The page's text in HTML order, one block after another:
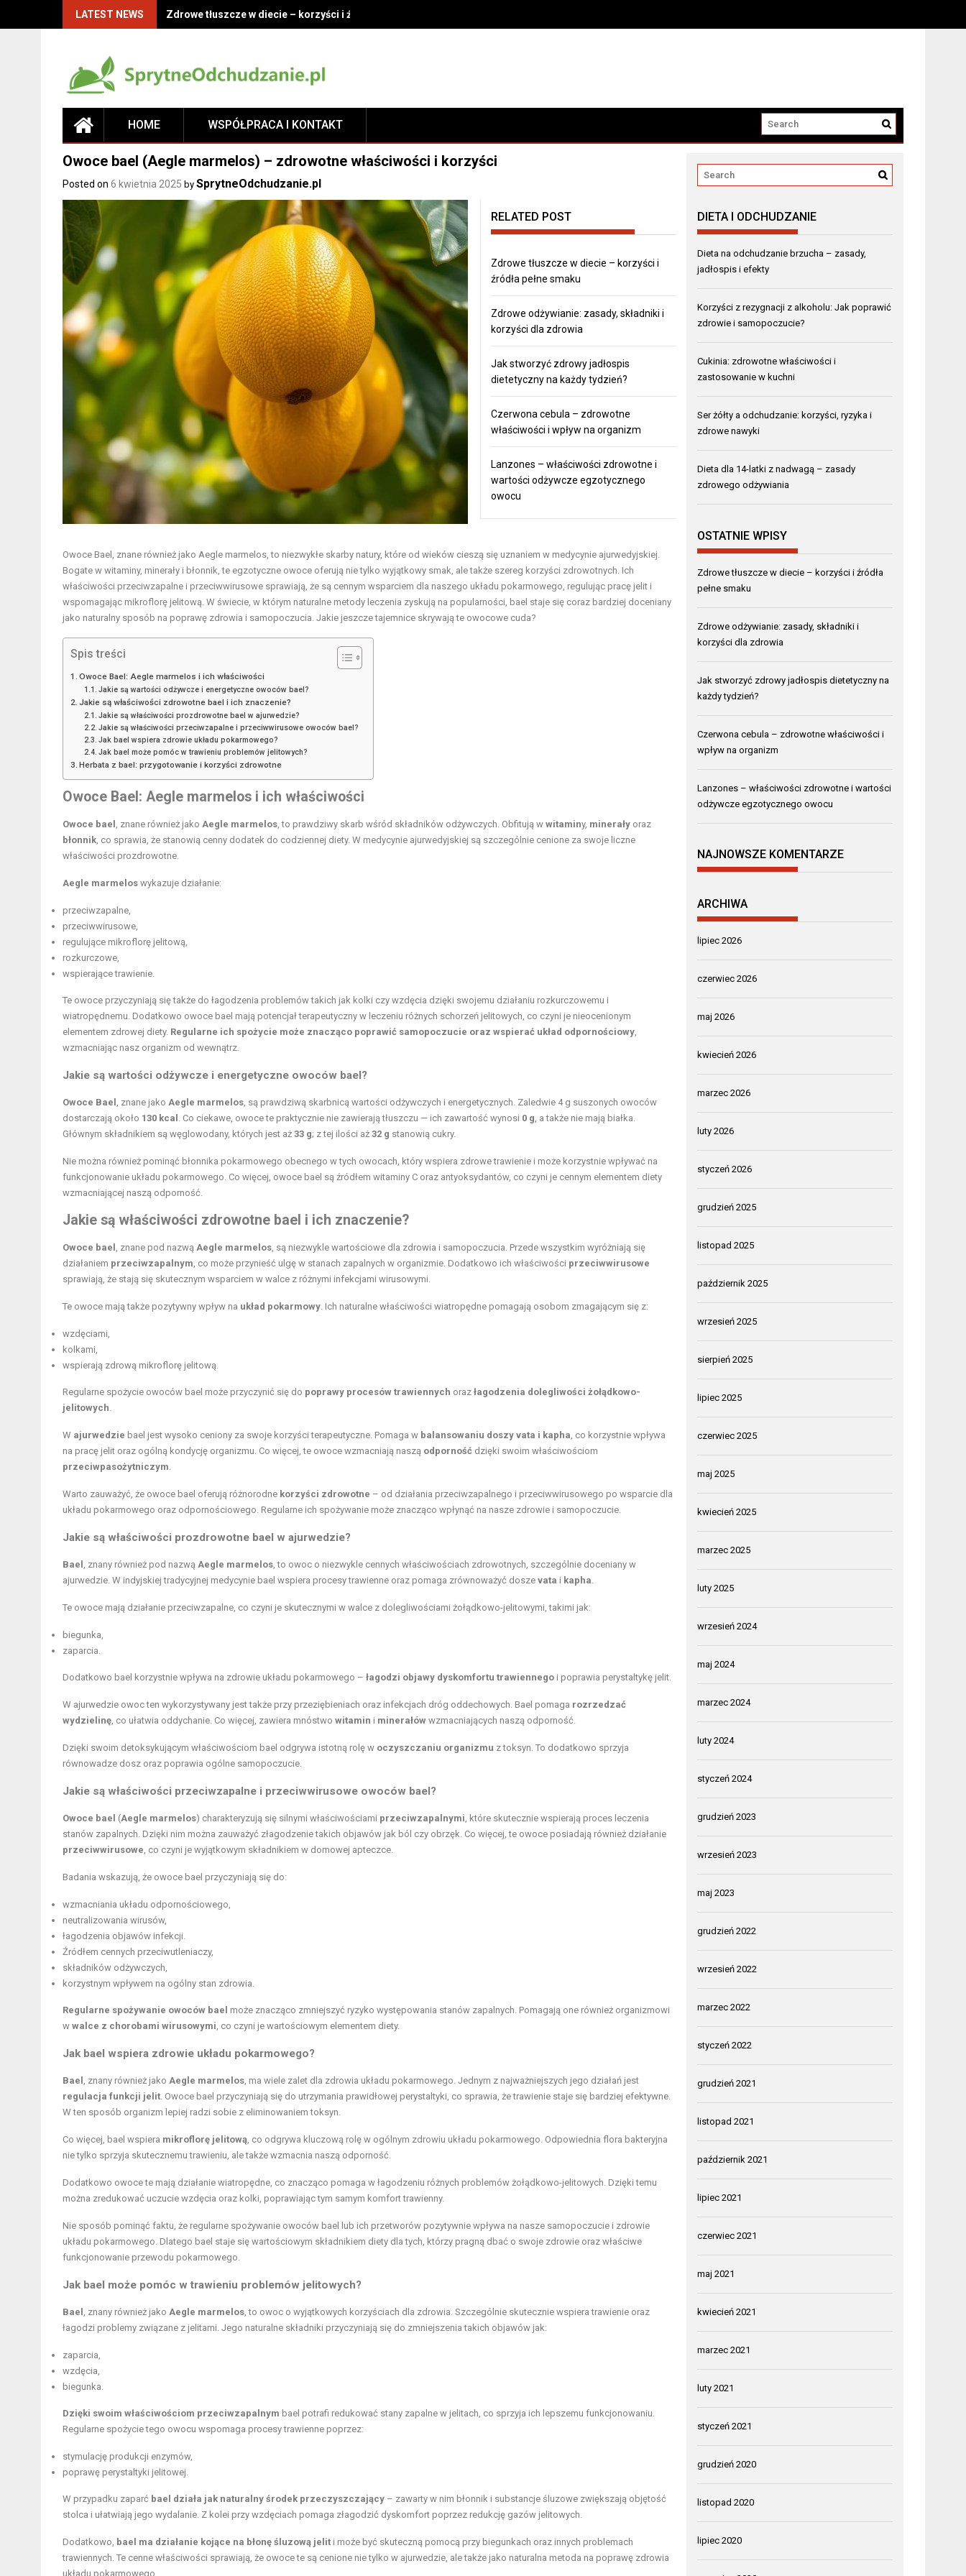
LATEST NEWS Zdrowe tłuszcze w diecie – korzyści i źródła pełne smaku
HOME WSPÓŁPRACA I KONTAKT
Owoce bael (Aegle marmelos) – zdrowotne właściwości i korzyści
Posted on 6 kwietnia 2025 by SprytneOdchudzanie.pl
RELATED POST
Zdrowe tłuszcze w diecie – korzyści i
źródła pełne smaku
Zdrowe odżywianie: zasady, składniki i
korzyści dla zdrowia
Jak stworzyć zdrowy jadłospis
dietetyczny na każdy tydzień?
Czerwona cebula – zdrowotne
właściwości i wpływ na organizm
Lanzones – właściwości zdrowotne i
wartości odżywcze egzotycznego
owocu
Owoce Bael, znane również jako Aegle marmelos, to niezwykłe skarby natury, które od wieków cieszą się uznaniem w medycynie ajurwedyjskiej.
Bogate w witaminy, minerały i błonnik, te egzotyczne owoce oferują nie tylko wyjątkowy smak, ale także szereg korzyści zdrowotnych. Ich
właściwości przeciwzapalne i przeciwwirusowe sprawiają, że są cennym wsparciem dla naszego układu pokarmowego, regulując pracę jelit i
wspomagając mikroflorę jelitową. W świecie, w którym naturalne metody leczenia zyskują na popularności, bael staje się coraz bardziej doceniany
jako naturalny sposób na poprawę zdrowia i samopoczucia. Jakie jeszcze tajemnice skrywają te owocowe cuda?
Spis treści
Owoce Bael: Aegle marmelos i ich właściwości
Jakie są wartości odżywcze i energetyczne owoców bael?
Jakie są właściwości zdrowotne bael i ich znaczenie?
Jakie są właściwości prozdrowotne bael w ajurwedzie?
Jakie są właściwości przeciwzapalne i przeciwwirusowe owoców bael?
Jak bael wspiera zdrowie układu pokarmowego?
Jak bael może pomóc w trawieniu problemów jelitowych?
Herbata z bael: przygotowanie i korzyści zdrowotne
Owoce Bael: Aegle marmelos i ich właściwości
Owoce bael , znane również jako Aegle marmelos , to prawdziwy skarb wśród składników odżywczych. Obfitują w witaminy, minerały oraz
błonnik , co sprawia, że stanowią cenny dodatek do codziennej diety. W medycynie ajurwedyjskiej są szczególnie cenione za swoje liczne
właściwości prozdrowotne
Aegle marmelos wykazuje działanie:
przeciwzapalne,
przeciwwirusowe,
regulujące mikroflorę jelitową,
rozkurczowe,
wspierające trawienie.
Te owoce przyczyniają się także do łagodzenia problemów takich jak kolki czy wzdęcia dzięki swojemu działaniu rozkurczowemu i
wiatropędnemu. Dodatkowo owoce bael mają potencjał terapeutyczny w leczeniu różnych schorzeń jelitowych, co czyni je nieocenionym
elementem zdrowej diety. Regularne ich spożycie może znacząco poprawić samopoczucie oraz wspierać układ odpornościowy
wzmacniając nasz organizm od wewnątrz.
Jakie są wartości odżywcze i energetyczne owoców bael?
Owoce Bael , znane jako Aegle marmelos , są prawdziwą skarbnicą wartości odżywczych i energetycznych. Zaledwie 4 g suszonych owoców
dostarczają około 130 kcal . Co ciekawe, owoce te praktycznie nie zawierają tłuszczu — ich zawartość wynosi 0 g , a także nie mają białka.
Głównym składnikiem są węglowodany, których jest aż 33 g; z tej ilości aż 32 g stanowią cukry.
Nie można również pominąć błonnika pokarmowego obecnego w tych owocach, który wspiera zdrowe trawienie i może korzystnie wpływać na
funkcjonowanie układu pokarmowego. Co więcej, owoce bael są źródłem witaminy C oraz antyoksydantów, co czyni je cennym elementem diety
wzmacniającej naszą odporność.
Jakie są właściwości zdrowotne bael i ich znaczenie?
Owoce bael , znane pod nazwą Aegle marmelos , są niezwykle wartościowe dla zdrowia i samopoczucia. Przede wszystkim wyróżniają się
działaniem przeciwzapalnym , co może przynieść ulgę w stanach zapalnych w organizmie. Dodatkowo ich właściwości przeciwwirusowe
sprawiają, że stają się skutecznym wsparciem w walce z różnymi infekcjami wirusowymi.
Te owoce mają także pozytywny wpływ na układ pokarmowy . Ich naturalne właściwości wiatropędne pomagają osobom zmagającym się z:
wzdęciami,
kolkami,
wspierają zdrową mikroflorę jelitową.
Regularne spożycie owoców bael może przyczynić się do poprawy procesów trawiennych oraz łagodzenia dolegliwości żołądkowo-
jelitowych
W ajurwedzie bael jest wysoko ceniony za swoje korzyści terapeutyczne. Pomaga w balansowaniu doszy vata i kapha , co korzystnie wpływa
na pracę jelit oraz ogólną kondycję organizmu. Co więcej, te owoce wzmacniają naszą odporność dzięki swoim właściwościom
przeciwpasożytniczym
Warto zauważyć, że owoce bael oferują różnorodne korzyści zdrowotne – od działania przeciwzapalnego i przeciwwirusowego po wsparcie dla
układu pokarmowego oraz odpornościowego. Regularne ich spożywanie może znacząco wpłynąć na nasze zdrowie i samopoczucie.
Jakie są właściwości prozdrowotne bael w ajurwedzie?
Bael , znany również pod nazwą Aegle marmelos , to owoc o niezwykle cennych właściwościach zdrowotnych, szczególnie doceniany w
ajurwedzie. W indyjskiej tradycyjnej medycynie bael wspiera procesy trawienne oraz pomaga zrównoważyć dosze vata i kapha
Te owoce mają działanie przeciwzapalne, co czyni je skutecznymi w walce z dolegliwościami żołądkowo-jelitowymi, takimi jak:
biegunka,
zaparcia.
Dodatkowo bael korzystnie wpływa na zdrowie układu pokarmowego – łagodzi objawy dyskomfortu trawiennego i poprawia perystaltykę jelit.
W ajurwedzie owoc ten wykorzystywany jest także przy przeziębieniach oraz infekcjach dróg oddechowych. Bael pomaga rozrzedzać
wydzielinę , co ułatwia oddychanie. Co więcej, zawiera mnóstwo witamin i minerałów wzmacniających naszą odporność.
Dzięki swoim detoksykującym właściwościom bael odgrywa istotną rolę w oczyszczaniu organizmu z toksyn. To dodatkowo sprzyja
równowadze dosz oraz poprawia ogólne samopoczucie.
Jakie są właściwości przeciwzapalne i przeciwwirusowe owoców bael?
Owoce bael (Aegle marmelos) charakteryzują się silnymi właściwościami przeciwzapalnymi , które skutecznie wspierają proces leczenia
stanów zapalnych. Dzięki nim można zauważyć złagodzenie takich objawów jak ból czy obrzęk. Co więcej, te owoce posiadają również działanie
przeciwwirusowe , co czyni je wyjątkowym składnikiem w domowej apteczce.
Badania wskazują, że owoce bael przyczyniają się do:
wzmacniania układu odpornościowego,
neutralizowania wirusów,
łagodzenia objawów infekcji.
Źródłem cennych przeciwutleniaczy,
składników odżywczych,
korzystnym wpływem na ogólny stan zdrowia.
Regularne spożywanie owoców bael może znacząco zmniejszyć ryzyko występowania stanów zapalnych. Pomagają one również organizmowi
w walce z chorobami wirusowymi , co czyni je wartościowym elementem diety.
Jak bael wspiera zdrowie układu pokarmowego?
Bael , znany również jako Aegle marmelos , ma wiele zalet dla zdrowia układu pokarmowego. Jednym z najważniejszych jego działań jest
regulacja funkcji jelit . Owoce bael przyczyniają się do utrzymania prawidłowej perystaltyki, co sprawia, że trawienie staje się bardziej efektywne.
W ten sposób organizm lepiej radzi sobie z eliminowaniem toksyn.
Co więcej, bael wspiera mikroflorę jelitową , co odgrywa kluczową rolę w ogólnym zdrowiu układu pokarmowego. Odpowiednia flora bakteryjna
nie tylko sprzyja skutecznemu trawieniu, ale także wzmacnia naszą odporność.
Dodatkowo owoce te mają działanie wiatropędne, co znacząco pomaga w łagodzeniu różnych problemów żołądkowo-jelitowych. Dzięki temu
można zredukować uczucie wzdęcia oraz kolki, poprawiając tym samym komfort trawienny.
Nie sposób pominąć faktu, że regularne spożywanie owoców bael lub ich przetworów pozytywnie wpływa na nasze samopoczucie i zdrowie
układu pokarmowego. Dlatego bael staje się wartościowym składnikiem diety dla tych, którzy pragną dbać o swoje zdrowie oraz właściwe
funkcjonowanie przewodu pokarmowego.
Jak bael może pomóc w trawieniu problemów jelitowych?
Bael , znany również jako Aegle marmelos , to owoc o wyjątkowych korzyściach dla zdrowia. Szczególnie skutecznie wspiera trawienie oraz
łagodzi problemy związane z jelitami. Jego naturalne składniki przyczyniają się do zmniejszenia takich objawów jak:
zaparcia,
wzdęcia,
biegunka.
Dzięki swoim właściwościom przeciwzapalnym bael potrafi redukować stany zapalne w jelitach, co sprzyja ich lepszemu funkcjonowaniu.
Regularne spożycie tego owocu wspomaga procesy trawienne poprzez:
stymulację produkcji enzymów,
poprawę perystaltyki jelitowej.
W przypadku zaparć bael działa jak naturalny środek przeczyszczający – zawarty w nim błonnik i substancje śluzowe zwiększają objętość
stolca i ułatwiają jego wydalanie. Z kolei przy wzdęciach pomaga złagodzić dyskomfort poprzez redukcję gazów jelitowych.
Dodatkowo, bael ma działanie kojące na błonę śluzową jelit i może być skuteczną pomocą przy biegunkach oraz innych problemach
trawiennych. Te cenne właściwości sprawiają, że owoce te są cenione nie tylko w ajurwedzie, ale także jako naturalna metoda na poprawę zdrowia
układu pokarmowego.
DIETA I ODCHUDZANIE
Dieta na odchudzanie brzucha – zasady,
jadłospis i efekty
Korzyści z rezygnacji z alkoholu: Jak poprawić
zdrowie i samopoczucie?
Cukinia: zdrowotne właściwości i
zastosowanie w kuchni
Ser żółty a odchudzanie: korzyści, ryzyka i
zdrowe nawyki
Dieta dla 14-latki z nadwagą – zasady
zdrowego odżywiania
OSTATNIE WPISY
Zdrowe tłuszcze w diecie – korzyści i źródła
pełne smaku
Zdrowe odżywianie: zasady, składniki i
korzyści dla zdrowia
Jak stworzyć zdrowy jadłospis dietetyczny na
każdy tydzień?
Czerwona cebula – zdrowotne właściwości i
wpływ na organizm
Lanzones – właściwości zdrowotne i wartości
odżywcze egzotycznego owocu
NAJNOWSZE KOMENTARZE
ARCHIWA
lipiec 2026
czerwiec 2026
maj 2026
kwiecień 2026
marzec 2026
luty 2026
styczeń 2026
grudzień 2025
listopad 2025
październik 2025
wrzesień 2025
sierpień 2025
lipiec 2025
czerwiec 2025
maj 2025
kwiecień 2025
marzec 2025
luty 2025
wrzesień 2024
maj 2024
marzec 2024
luty 2024
styczeń 2024
grudzień 2023
wrzesień 2023
maj 2023
grudzień 2022
wrzesień 2022
marzec 2022
styczeń 2022
grudzień 2021
listopad 2021
październik 2021
lipiec 2021
czerwiec 2021
maj 2021
kwiecień 2021
marzec 2021
luty 2021
styczeń 2021
grudzień 2020
listopad 2020
lipiec 2020